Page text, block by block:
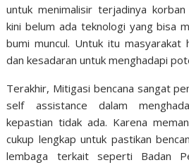
untuk menimalisir terjadinya
kini belum ada teknologi yang bisa
bumi muncul. Untuk itu masyarakat
dan kesadaran untuk menghadapi
Terakhir, Mitigasi bencana sangat
self assistance dalam
kepastian tidak ada. Karena
cukup lengkap untuk pastikan
lembaga terkait seperti Badan